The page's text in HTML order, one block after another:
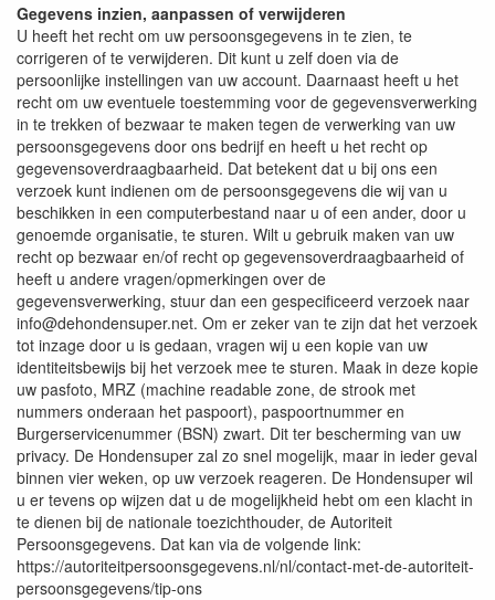
Gegevens inzien, aanpassen of verwijderen
U heeft het recht om uw persoonsgegevens in te zien, te
corrigeren of te verwijderen. Dit kunt u zelf doen via de
persoonlijke instellingen van uw account. Daarnaast heeft u het
recht om uw eventuele toestemming voor de gegevensverwerking
in te trekken of bezwaar te maken tegen de verwerking van uw
persoonsgegevens door ons bedrijf en heeft u het recht op
gegevensoverdraagbaarheid. Dat betekent dat u bij ons een
verzoek kunt indienen om de persoonsgegevens die wij van u
beschikken in een computerbestand naar u of een ander, door u
genoemde organisatie, te sturen. Wilt u gebruik maken van uw
recht op bezwaar en/of recht op gegevensoverdraagbaarheid of
heeft u andere vragen/opmerkingen over de
gegevensverwerking, stuur dan een gespecificeerd verzoek naar
info@dehondensuper.net. Om er zeker van te zijn dat het verzoek
tot inzage door u is gedaan, vragen wij u een kopie van uw
identiteitsbewijs bij het verzoek mee te sturen. Maak in deze kopie
uw pasfoto, MRZ (machine readable zone, de strook met
nummers onderaan het paspoort), paspoortnummer en
Burgerservicenummer (BSN) zwart. Dit ter bescherming van uw
privacy. De Hondensuper zal zo snel mogelijk, maar in ieder geval
binnen vier weken, op uw verzoek reageren. De Hondensuper wil
u er tevens op wijzen dat u de mogelijkheid hebt om een klacht in
te dienen bij de nationale toezichthouder, de Autoriteit
Persoonsgegevens. Dat kan via de volgende link:
https://autoriteitpersoonsgegevens.nl/nl/contact-met-de-autoriteit-
persoonsgegevens/tip-ons